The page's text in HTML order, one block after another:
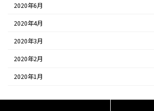
2020年6月
2020年4月
2020年3月
2020年2月
2020年1月